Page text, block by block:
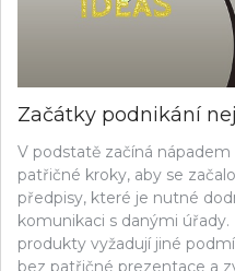
Začátky podnikání
V podstatě začíná
patřičné kroky, aby se
předpisy, které je nutné
komunikaci s danými
produkty vyžadují jiné
bez patřičné prezentace a